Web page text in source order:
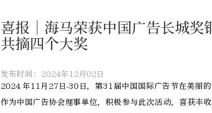
喜报｜海马荣获中国广告长城
共摘四个大奖
发布时间：2024年12月02日
2024 年11月27日-30日，第31届中国国际广告节在美丽
作为中国广告协会理事单位，积极参与此次活动，喜获